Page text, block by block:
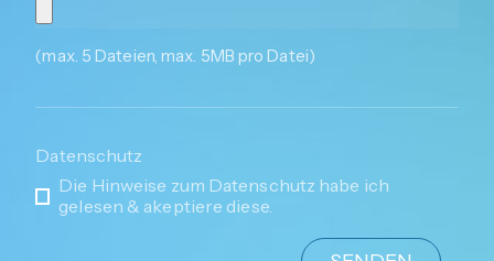
(max. 5 Dateien, max. 5MB pro Datei)
Datenschutz
Die Hinweise zum Datenschutz habe ich
gelesen & akeptiere diese.